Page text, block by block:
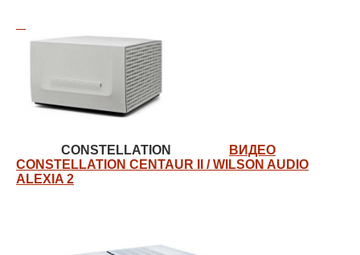
CONSTELLATION
ВИДЕО
CONSTELLATION CENTAUR II / WILSON AUDIO
ALEXIA 2